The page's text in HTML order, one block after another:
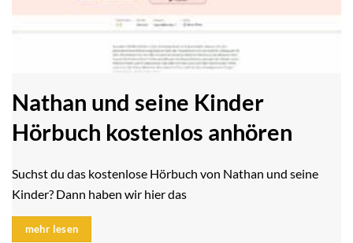
Nathan und seine Kinder
Hörbuch kostenlos anhören
Suchst du das kostenlose Hörbuch von Nathan und seine
Kinder? Dann haben wir hier das
mehr lesen